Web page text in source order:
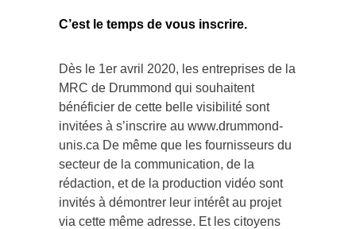
C’est le temps de vous inscrire.
Dès le 1er avril 2020, les entreprises de la
MRC de Drummond qui souhaitent
bénéficier de cette belle visibilité sont
invitées à s’inscrire au www.drummond-
unis.ca De même que les fournisseurs du
secteur de la communication, de la
rédaction, et de la production vidéo sont
invités à démontrer leur intérêt au projet
via cette même adresse. Et les citoyens